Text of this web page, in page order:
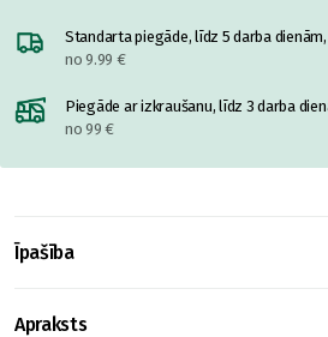
Standarta piegāde, līdz 5 darba
no 9.99 €
Piegāde ar izkraušanu, līdz 3 darba
no 99 €
Īpašība
Apraksts